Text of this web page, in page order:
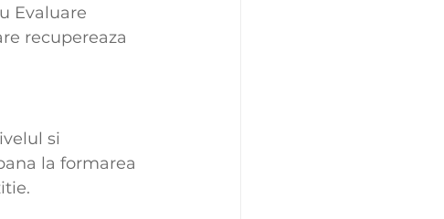
Evaluare
recupereaza
si
la formarea